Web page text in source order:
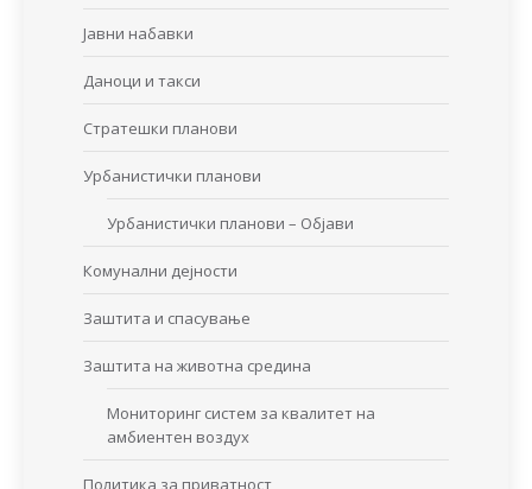
Јавни набавки
Даноци и такси
Стратешки планови
Урбанистички планови
Урбанистички планови – Објави
Комунални дејности
Заштита и спасување
Заштита на животна средина
Мониторинг систем за квалитет на
амбиентен воздух
Политика за приватност